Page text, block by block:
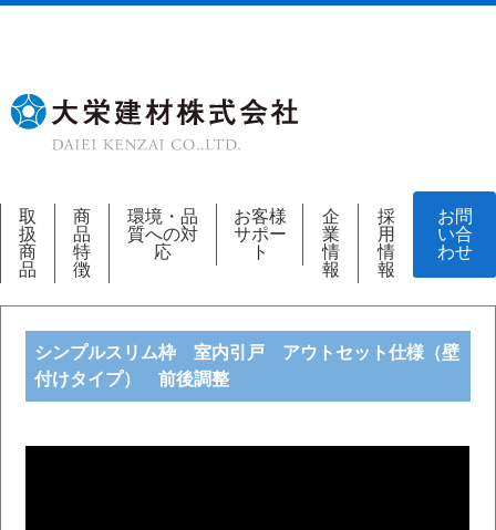
取
扱
商
品
商
品
特
徴
環境・品
質への対
応
お客様
サポー
ト
企
業
情
報
採
用
情
報
お問
い合
わせ
シンプルスリム枠 室内引戸 アウトセット仕様（壁
付けタイプ） 前後調整